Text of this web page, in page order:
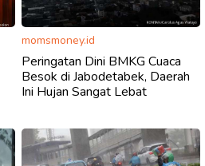
momsmoney.id
Peringatan Dini BMKG Cuaca
Besok di Jabodetabek, Daerah
Ini Hujan Sangat Lebat